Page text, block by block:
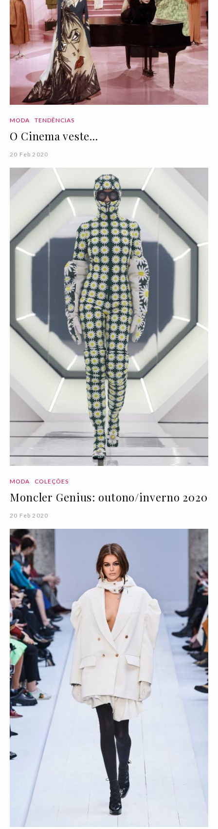
MODA TENDÊNCIAS
O Cinema veste...
20 Feb 2020
MODA COLEÇÕES
Moncler Genius: outono/inverno 2020
20 Feb 2020